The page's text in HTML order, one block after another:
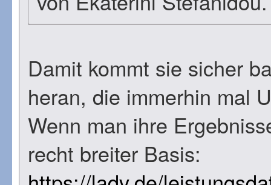
Damit kommt sie sicher
heran, die immerhin mal
Wenn man ihre
recht breiter Basis: